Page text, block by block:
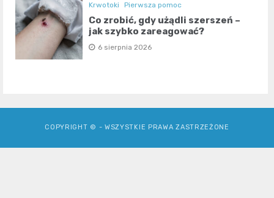
Krwotoki Pierwsza pomoc
Co zrobić, gdy użądli szerszeń –
jak szybko zareagować?
6 sierpnia 2026
COPYRIGHT © - WSZYSTKIE PRAWA ZASTRZEŻONE